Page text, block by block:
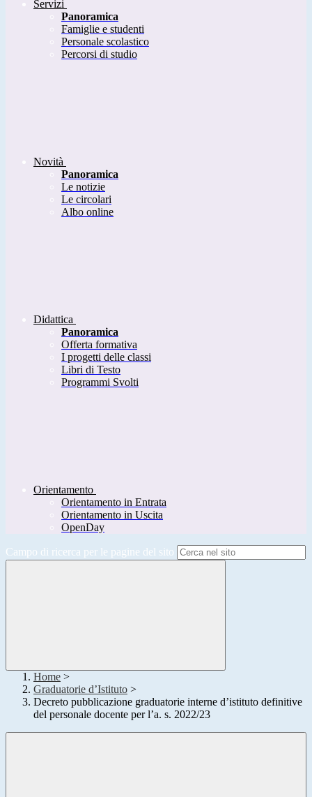
Servizi
Panoramica
Famiglie e studenti
Personale scolastico
Percorsi di studio
Novità
Panoramica
Le notizie
Le circolari
Albo online
Didattica
Panoramica
Offerta formativa
I progetti delle classi
Libri di Testo
Programmi Svolti
Orientamento
Orientamento in Entrata
Orientamento in Uscita
OpenDay
Campo di ricerca per le pagine del sito
Home >
Graduatorie d’Istituto >
Decreto pubblicazione graduatorie interne d’istituto definitive
del personale docente per l’a. s. 2022/23